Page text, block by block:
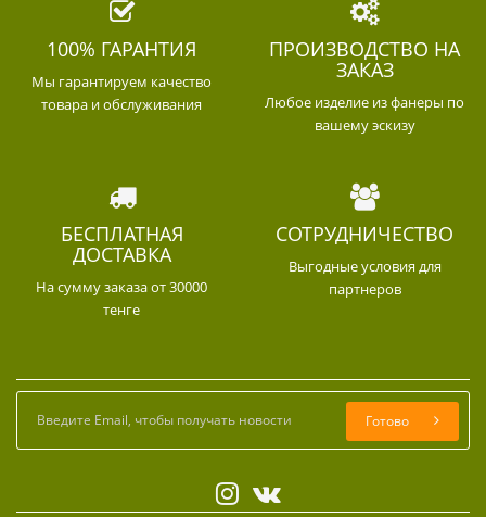
100% ГАРАНТИЯ
Мы гарантируем качество
товара и обслуживания
ПРОИЗВОДСТВО НА
ЗАКАЗ
Любое изделие из фанеры по
вашему эскизу
БЕСПЛАТНАЯ
ДОСТАВКА
На сумму заказа от 30000
тенге
СОТРУДНИЧЕСТВО
Выгодные условия для
партнеров
Готово